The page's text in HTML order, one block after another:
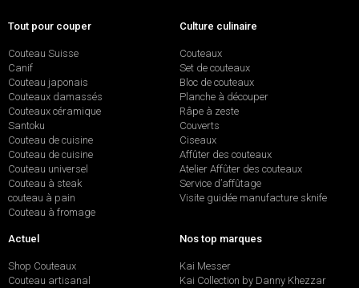
Tout pour couper
Couteau Suisse
Canif
Couteau japonais
Couteaux damassés
Couteaux céramique
Santoku
Couteau de cuisine
Couteau de cuisine
Couteau universel
Couteau à steak
couteau à pain
Couteau à fromage
Culture culinaire
Couteaux
Set de couteaux
Bloc de couteaux
Planche à découper
Râpe à zeste
Couverts
Ciseaux
Affûter des couteaux
Atelier Affûter des couteaux
Service d’affûtage
Visite guidée manufacture sknife
Actuel
Shop Couteaux
Couteau artisanal
Nos top marques
Kai Messer
Kai Collection by Danny Khezzar